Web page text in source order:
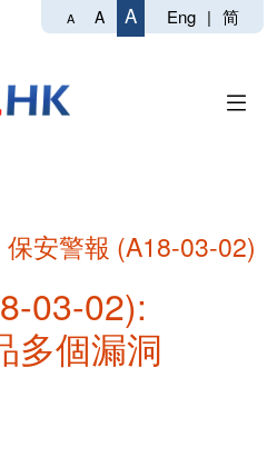
A A A Eng | 简
保安警報 (A18-03-02)
03-02):
多個漏洞